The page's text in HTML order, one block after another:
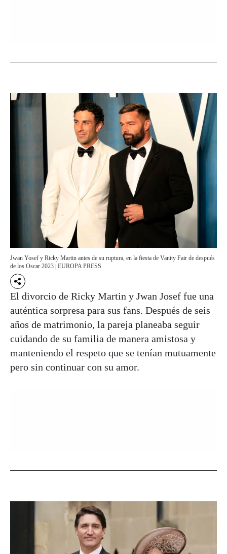
Jwan Yosef y Ricky Martin antes de su ruptura, en la fiesta de Vanity Fair de después
de los Oscar 2023 | EUROPA PRESS
El divorcio de Ricky Martin y Jwan Josef fue una
auténtica sorpresa para sus fans. Después de seis
años de matrimonio, la pareja planeaba seguir
cuidando de su familia de manera amistosa y
manteniendo el respeto que se tenían mutuamente
pero sin continuar con su amor.